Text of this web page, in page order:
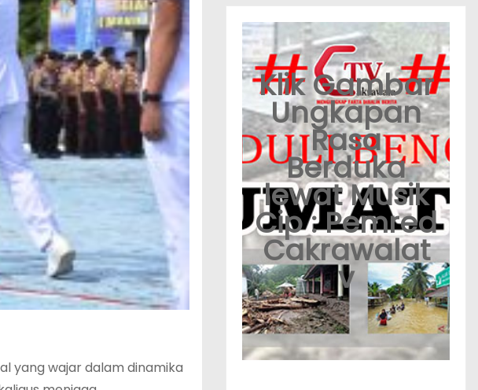
yang wajar dalam dinamika
Klik Gambar
Ungkapan
Rasa
Berduka
lewat Musik
Cip : Pemred
Cakrawalat
v